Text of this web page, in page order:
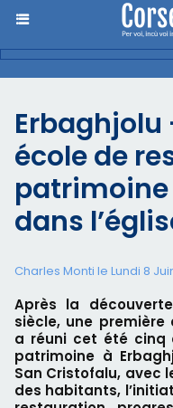
école de
dans
Charles Monti le Lundi 8
Après la
siècle, une
a réuni cet été cinq
patrimoine à
San Cristofalu, avec
des habitants,